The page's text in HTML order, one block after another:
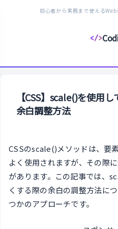
初心者から実務まで使える
</>
コ
デ
ン
フ
ス
タ
ル
【CSS】scale()を使用
余白調整方法
CSSのscale()メソッドは、要
よく使用されますが、その際
があります。この記事では、
くする際の余白の調整方法に
つかのアプローチです。